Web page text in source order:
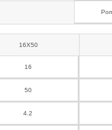
16X50
16
50
4.2